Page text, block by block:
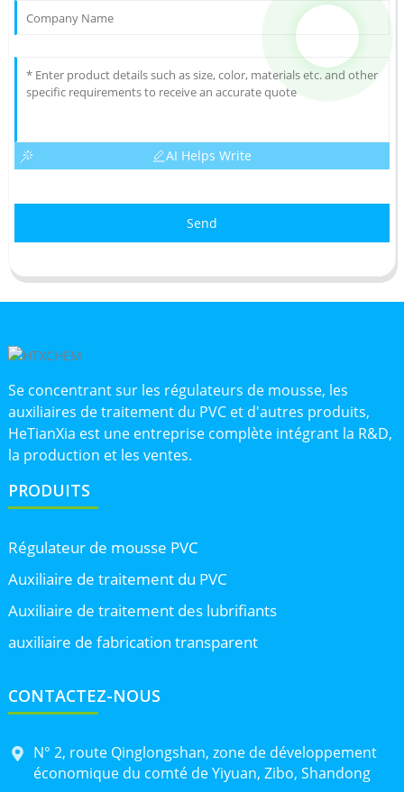
AI Helps Write
Send
Se concentrant sur les régulateurs de mousse, les
auxiliaires de traitement du PVC et d'autres produits,
HeTianXia est une entreprise complète intégrant la R&D,
la production et les ventes.
PRODUITS
Régulateur de mousse PVC
Auxiliaire de traitement du PVC
Auxiliaire de traitement des lubrifiants
auxiliaire de fabrication transparent
CONTACTEZ-NOUS
N° 2, route Qinglongshan, zone de développement
économique du comté de Yiyuan, Zibo, Shandong